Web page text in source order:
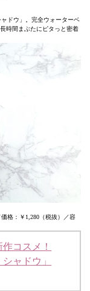
ドウ」。完全ウォーターベ
時間まぶたにピタっと密着
格：￥1,280（税抜）／容
コスメ！
ャドウ」